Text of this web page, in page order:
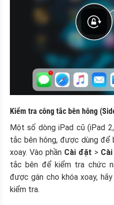
Kiểm tra công tắc bên hông
Một số dòng iPad cũ (iPad
tắc bên hông, được dùng
xoay. Vào phần Cài đặt >
tắc bên để kiểm tra chức
được gán cho khóa xoay,
kiểm tra.